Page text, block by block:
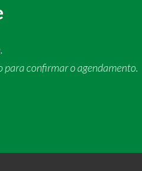
para confirmar o agendamento.